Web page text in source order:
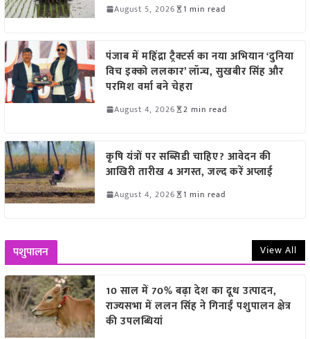
August 5, 2026 1 min read
पंजाब में महिंद्रा ट्रैक्टर्स का नया अभियान ‘दुनिया
विच इक्को ललकार’ लॉन्च, सुखबीर सिंह और
परमिश वर्मा बने चेहरा
August 4, 2026 2 min read
कृषि यंत्रों पर सब्सिडी चाहिए? आवेदन की
आखिरी तारीख 4 अगस्त, जल्द करें अप्लाई
August 4, 2026 1 min read
पशुपालन View All
10 साल में 70% बढ़ा देश का दूध उत्पादन,
राज्यसभा में ललन सिंह ने गिनाईं पशुपालन क्षेत्र
की उपलब्धियां